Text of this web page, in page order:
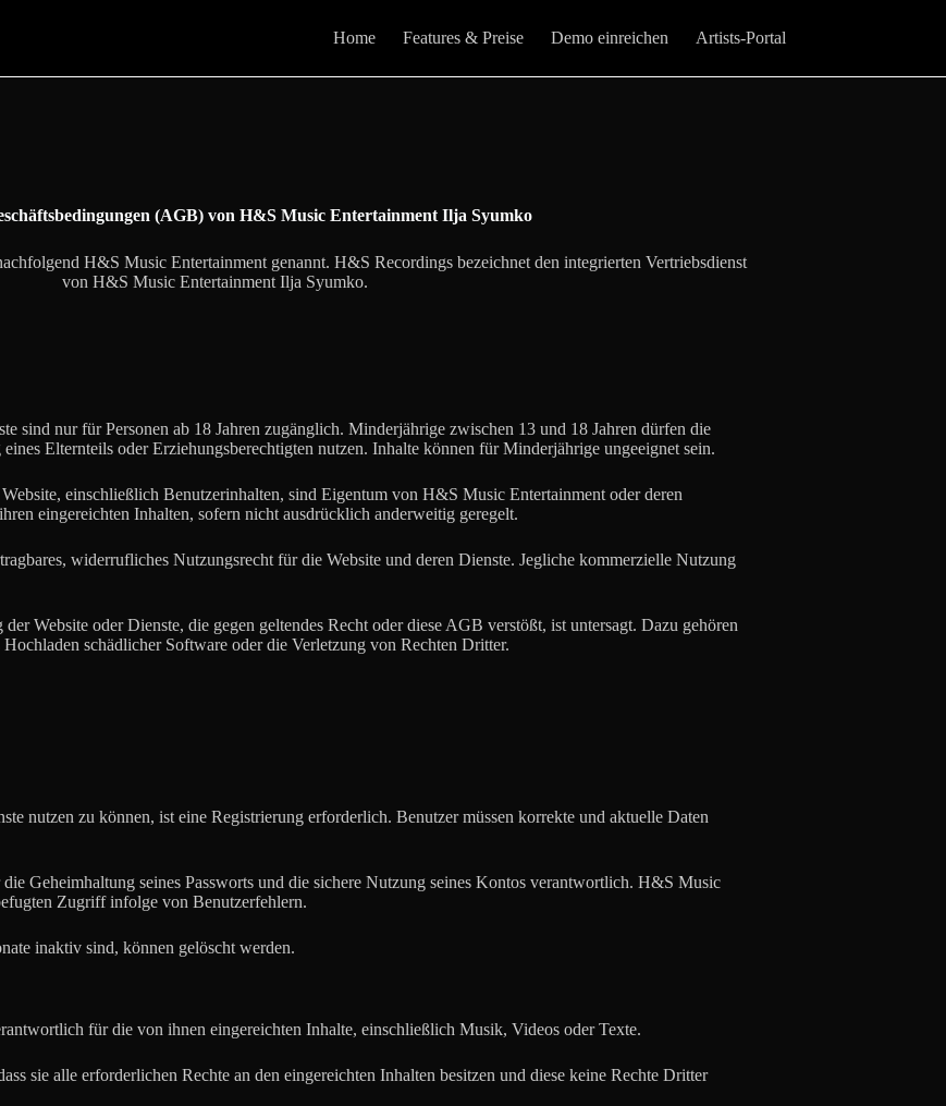
Home Features & Preise Demo einreichen Artists-Portal
(AGB) von H&S Music Entertainment Ilja Syumko
H&S Music Entertainment genannt. H&S Recordings bezeichnet den integrierten Vertriebsdienst
von H&S Music Entertainment Ilja Syumko.
sind nur für Personen ab 18 Jahren zugänglich. Minderjährige zwischen 13 und 18 Jahren dürfen die
Elternteils oder Erziehungsberechtigten nutzen. Inhalte können für Minderjährige ungeeignet sein.
einschließlich Benutzerinhalten, sind Eigentum von H&S Music Entertainment oder deren
eingereichten Inhalten, sofern nicht ausdrücklich anderweitig geregelt.
widerrufliches Nutzungsrecht für die Website und deren Dienste. Jegliche kommerzielle Nutzung
der Website oder Dienste, die gegen geltendes Recht oder diese AGB verstößt, ist untersagt. Dazu gehören
schädlicher Software oder die Verletzung von Rechten Dritter.
nutzen zu können, ist eine Registrierung erforderlich. Benutzer müssen korrekte und aktuelle Daten
Geheimhaltung seines Passworts und die sichere Nutzung seines Kontos verantwortlich. H&S Music
Zugriff infolge von Benutzerfehlern.
inaktiv sind, können gelöscht werden.
für die von ihnen eingereichten Inhalte, einschließlich Musik, Videos oder Texte.
sie alle erforderlichen Rechte an den eingereichten Inhalten besitzen und diese keine Rechte Dritter